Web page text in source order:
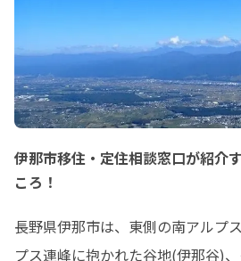
伊那市移住・定住相談窓口が紹介
ころ！
長野県伊那市は、東側の南アルプ
プス連峰に抱かれた谷地(伊那谷)